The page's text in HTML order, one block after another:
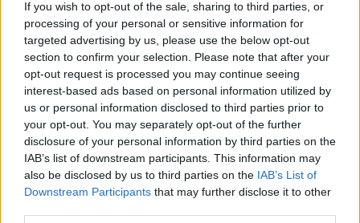
If you wish to opt-out of the sale, sharing to third parties, or
processing of your personal or sensitive information for
targeted advertising by us, please use the below opt-out
section to confirm your selection. Please note that after your
opt-out request is processed you may continue seeing
interest-based ads based on personal information utilized by
us or personal information disclosed to third parties prior to
your opt-out. You may separately opt-out of the further
disclosure of your personal information by third parties on the
IAB’s list of downstream participants. This information may
also be disclosed by us to third parties on the IAB’s List of
Downstream Participants that may further disclose it to other
y la judicial.
Staff